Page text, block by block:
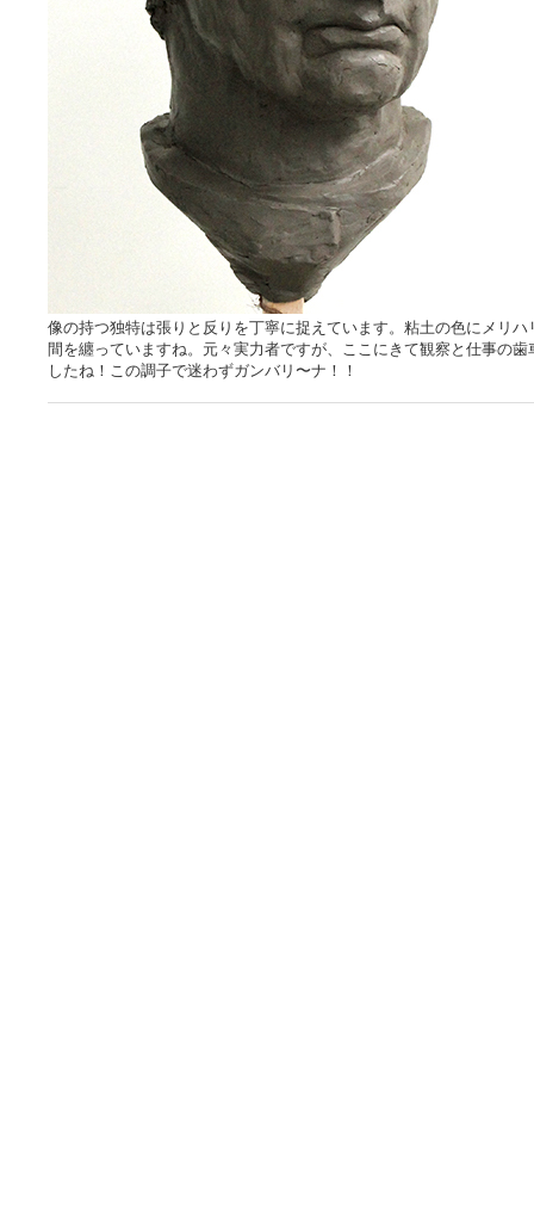
像の持つ独特は張りと反りを丁寧に捉えています。粘土の色にメリハ
間を纏っていますね。元々実力者ですが、ここにきて観察と仕事の
したね！この調子で迷わずガンバリ〜ナ！！